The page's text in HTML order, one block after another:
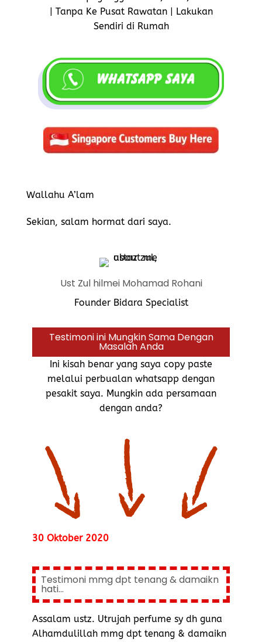
| Tanpa Ke Pusat Rawatan | Lakukan
Sendiri di Rumah
Wallahu A’lam
Sekian, salam hormat dari saya.
Ust Zul hilmei Mohamad Rohani
Founder Bidara Specialist
Testimoni ini Mungkin Sama Dengan
Masalah Anda
Ini kisah benar yang saya copy paste
melalui perbualan whatsapp dengan
pesakit saya. Mungkin ada persamaan
dengan anda?
30 Oktober 2020
Testimoni mmg dpt tenang & damaikn
hati...
Assalam ustz. Utrujah perfume sy dh guna
Alhamdulillah mmg dpt tenang & damaikn